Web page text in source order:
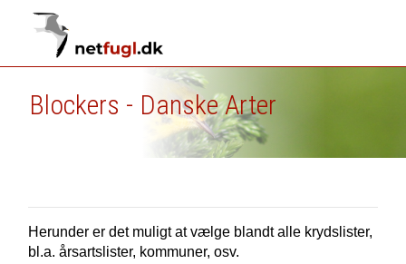
Blockers - Danske Arter
Herunder er det muligt at vælge blandt alle krydslister,
bl.a. årsartslister, kommuner, osv.